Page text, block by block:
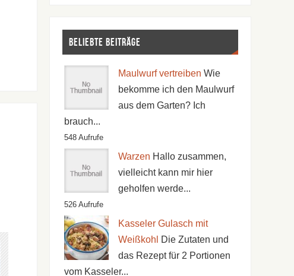
Beliebte Beiträge
Maulwurf vertreiben Wie
bekomme ich den Maulwurf
aus dem Garten? Ich
brauch...
548 Aufrufe
Warzen Hallo zusammen,
vielleicht kann mir hier
geholfen werde...
526 Aufrufe
Kasseler Gulasch mit
Weißkohl
Die Zutaten und
das Rezept für 2 Portionen
vom Kasseler...